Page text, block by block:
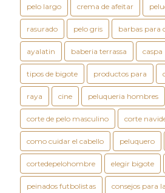
pelo largo crema de afeitar
rasurado pelo gris barbas para
ayalatin baberia terrassa caspa
tipos de bigote productos para
raya cine peluqueria hombres
corte de pelo masculino corte
como cuidar el cabello peluquero
cortedepelohombre elegir bigote
peinados futbolistas consejos para